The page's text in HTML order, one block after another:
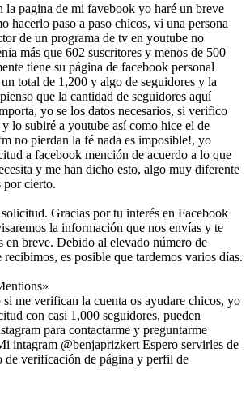
la pagina de mi favebook yo haré un breve
hacerlo paso a paso chicos, vi una persona
de un programa de tv en youtube no
más que 602 suscritores y menos de 500
tiene su página de facebook personal
total de 1,200 y algo de seguidores y la
que la cantidad de seguidores aquí
yo se los datos necesarios, si verifico
lo subiré a youtube así como hice el de
no pierdan la fé nada es imposible!, yo
a facebook mención de acuerdo a lo que
y me han dicho esto, algo muy diferente
por cierto.
Gracias por tu interés en Facebook
la información que nos envías y te
en breve. Debido al elevado número de
recibimos, es posible que tardemos varios días.
me verifican la cuenta os ayudare chicos, yo
con casi 1,000 seguidores, pueden
para contactarme y preguntarme
intagram @benjaprizkert Espero servirles de
de verificación de página y perfil de